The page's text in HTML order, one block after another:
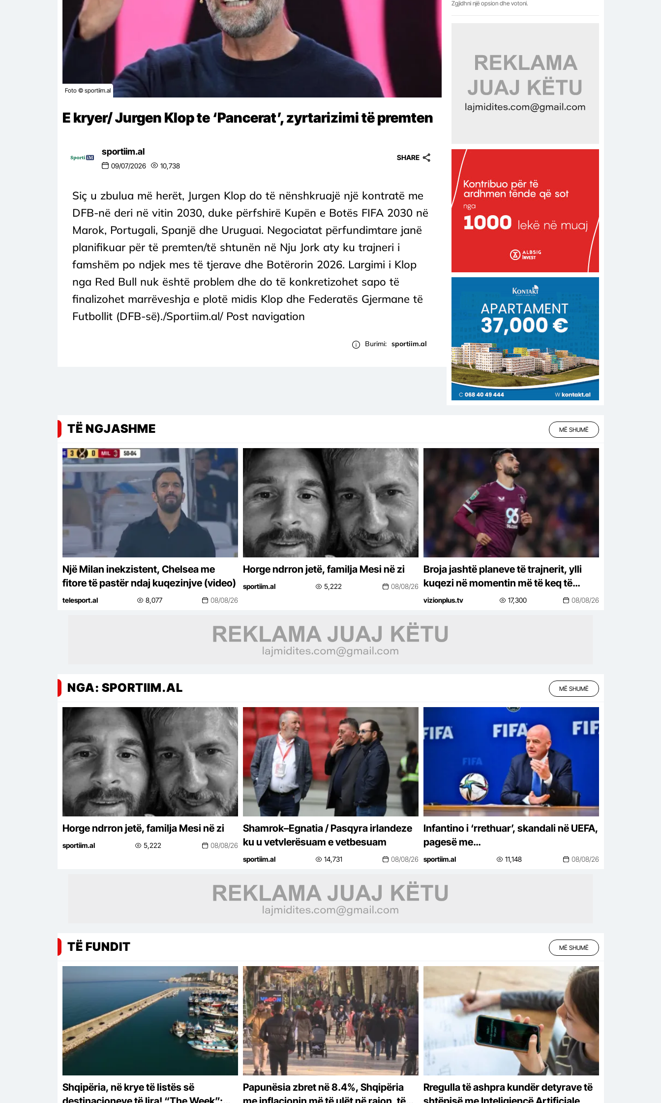
Foto © sportiim.al
E kryer/ Jurgen Klop te ‘Pancerat’, zyrtarizimi të premten
sportiim.al
09/07/2026 10,738
SHARE
Siç u zbulua më herët, Jurgen Klop do të nënshkruajë një kontratë me
DFB-në deri në vitin 2030, duke përfshirë Kupën e Botës FIFA 2030 në
Marok, Portugali, Spanjë dhe Uruguai. Negociatat përfundimtare janë
planifikuar për të premten/të shtunën në Nju Jork aty ku trajneri i
famshëm po ndjek mes të tjerave dhe Botërorin 2026. Largimi i Klop
nga Red Bull nuk është problem dhe do të konkretizohet sapo të
finalizohet marrëveshja e plotë midis Klop dhe Federatës Gjermane të
Futbollit (DFB-së)./Sportiim.al/ Post navigation
Burimi: sportiim.al
Zgjidhni një opsion dhe votoni.
TË NGJASHME MË SHUMË
Një Milan inekzistent, Chelsea me
fitore të pastër ndaj kuqezinjve (video)
telesport.al 8,077 08/08/26
Horge ndrron jetë, familja Mesi në zi
sportiim.al 5,222 08/08/26
Broja jashtë planeve të trajnerit, ylli
kuqezi në momentin më të keq të
karrierës
vizionplus.tv 17,300 08/08/26
NGA: SPORTIIM.AL MË SHUMË
Horge ndrron jetë, familja Mesi në zi
sportiim.al 5,222 08/08/26
Shamrok–Egnatia / Pasqyra irlandeze
ku u vetvlerësuam e vetbesuam
sportiim.al 14,731 08/08/26
Infantino i ‘rrethuar’, skandali në UEFA,
pagesë me…
sportiim.al 11,148 08/08/26
TË FUNDIT MË SHUMË
Shqipëria, në krye të listës së
Papunësia zbret në 8.4%, Shqipëria
Rregulla të ashpra kundër detyrave të